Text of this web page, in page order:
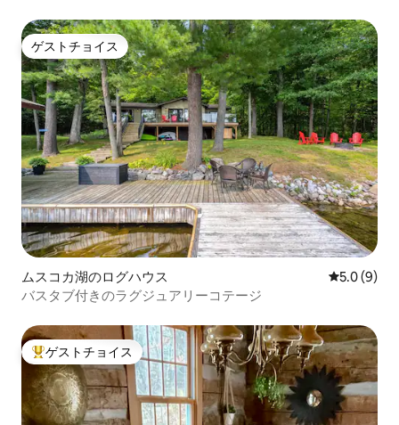
ゲストチョイス
ゲストチョイス
ムスコカ湖のログハウス レビュー9
5.0 (9)
バスタブ付きのラグジュアリーコテージ
大好評のゲストチョイスです。
ゲストチョイス